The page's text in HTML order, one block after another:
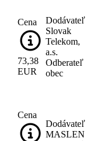
Cena
73,38
EUR
Dodávateľ
Slovak
Telekom,
a.s.
Odberateľ
obec
Cena
Dodávateľ
MASLEN